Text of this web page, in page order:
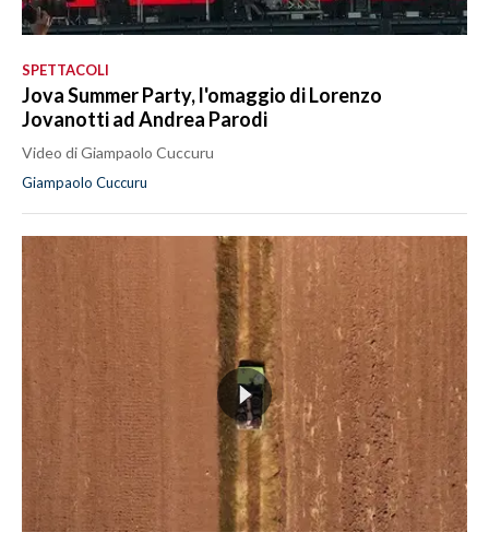
SPETTACOLI
Jova Summer Party, l'omaggio di Lorenzo
Jovanotti ad Andrea Parodi
Video di Giampaolo Cuccuru
Giampaolo Cuccuru